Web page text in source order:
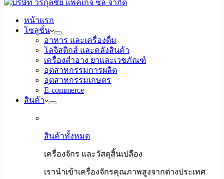
หน้าแรก
โซลูชั่น
อาหาร และเครื่องดื่ม
โลจิสติกส์ และคลังสินค้า
เครื่องสำอาง ยาและเวชภัณฑ์
อุตสาหกรรมการผลิต
อุตสาหกรรมเกษตร
E-commerce
สินค้า
สินค้าทั้งหมด
เครื่องจักร และวัสดุสิ้นเปลือง
เรานำเข้าเครื่องจักรคุณภาพสูงจากต่างประเทศ